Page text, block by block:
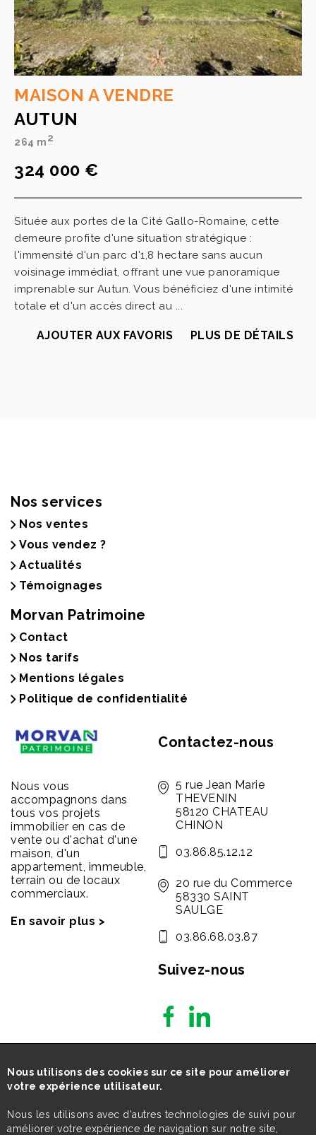
MAISON A VENDRE
AUTUN
264 m2
324 000 €
Située aux portes de la Cité Gallo-Romaine, cette
demeure profite d'une situation stratégique :
l'immensité d'un parc d'1,8 hectare sans aucun
voisinage immédiat, offrant une vue panoramique
imprenable sur Autun. Vous bénéficiez d'une intimité
totale et d'un accès direct au ...
AJOUTER AUX FAVORIS PLUS DE DÉTAILS
Nos services
Nos ventes
Vous vendez ?
Actualités
Témoignages
Morvan Patrimoine
Contact
Nos tarifs
Mentions légales
Politique de confidentialité
Nous vous
accompagnons dans
tous vos projets
immobilier en cas de
vente ou d'achat d'une
maison, d'un
appartement, immeuble,
terrain ou de locaux
commerciaux.
En savoir plus >
Contactez-nous
5 rue Jean Marie
THEVENIN
58120 CHATEAU
CHINON
03.86.85.12.12
20 rue du Commerce
58330 SAINT
SAULGE
03.86.68.03.87
Suivez-nous
Nous utilisons des cookies sur ce site pour améliorer
votre expérience utilisateur.
Nous les utilisons avec d'autres technologies de suivi pour
améliorer votre expérience de navigation sur notre site,